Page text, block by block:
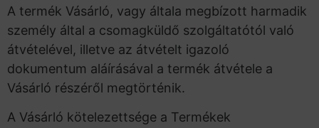
A termék Vásárló, vagy általa megbízott harmadik
személy által a csomagküldő szolgáltatótól való
átvételével, illetve az átvételt igazoló
dokumentum aláírásával a termék átvétele a
Vásárló részéről megtörténik.
A Vásárló kötelezettsége a Termékek